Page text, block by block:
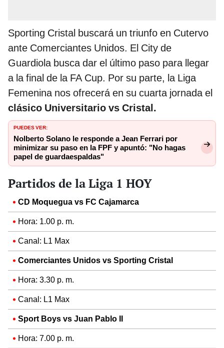
Sporting Cristal buscará un triunfo en Cutervo
ante Comerciantes Unidos. El City de
Guardiola busca dar el último paso para llegar
a la final de la FA Cup. Por su parte, la Liga
Femenina nos ofrecerá en su cuarta jornada el
clásico Universitario vs Cristal.
PUEDES VER:
Nolberto Solano le responde a Jean Ferrari por
minimizar su paso en la FPF y apuntó: "No hagas
papel de guardaespaldas"
Partidos de la Liga 1 HOY
CD Moquegua vs FC Cajamarca
Hora: 1.00 p. m.
Canal: L1 Max
Comerciantes Unidos vs Sporting Cristal
Hora: 3.30 p. m.
Canal: L1 Max
Sport Boys vs Juan Pablo II
Hora: 7.00 p. m.